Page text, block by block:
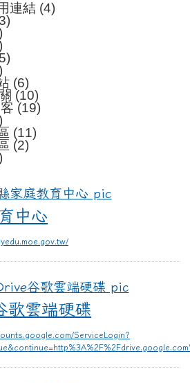
連結 (4)
(6)
(10)
(19)
(11)
(2)
花蓮縣家庭
中心
歌雲端硬碟
ServiceLogin?